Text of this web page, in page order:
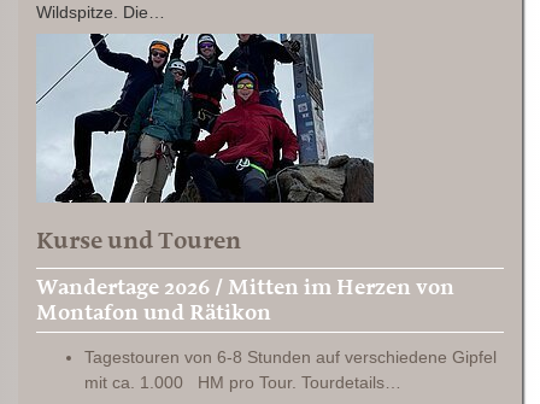
Wildspitze. Die…
Kurse und Touren
Wandertage 2026 / Mitten im Herzen von
Montafon und Rätikon
Tagestouren von 6-8 Stunden auf verschiedene Gipfel
mit ca. 1.000 HM pro Tour. Tourdetails…